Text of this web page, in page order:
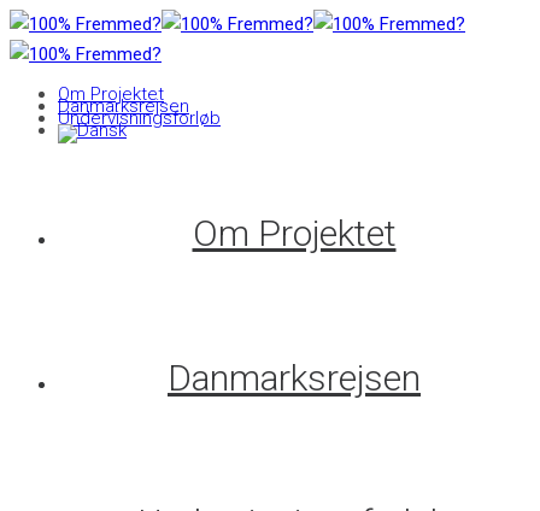
Om Projektet
Danmarksrejsen
Undervisningsforløb
Om Projektet
Danmarksrejsen